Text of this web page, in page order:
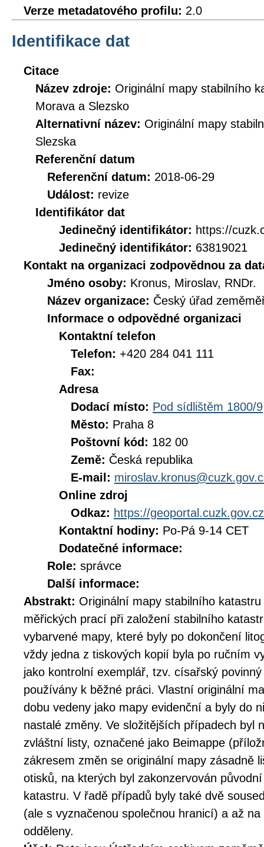
Verze metadatového profilu: 2.0
Identifikace dat
Citace
Název zdroje: Originální mapy stabilního
Morava a Slezsko
Alternativní název: Originální mapy
Slezska
Referenční datum
Referenční datum: 2018-06-29
Událost: revize
Identifikátor dat
Jedinečný identifikátor: https://
Jedinečný identifikátor: 63819021
Kontakt na organizaci zodpovědnou za
Jméno osoby: Kronus, Miroslav, RNDr.
Název organizace: Český úřad
Informace o odpovědné organizaci
Kontaktní telefon
Telefon: +420 284 041 111
Fax:
Adresa
Dodací místo: Pod sídlištěm 1800/9
Město: Praha 8
Poštovní kód: 182 00
Země: Česká republika
E-mail:
Online zdroj
Odkaz: https://geoportal.cuzk.gov.cz
Kontaktní hodiny: Po-Pá 9-14 CET
Dodatečné informace:
Role: správce
Další informace:
Abstrakt: Originální mapy stabilního
měřických prací při založení stabilního
vybarvené mapy, které byly po dokončení
vždy jedna z tiskových kopií byla po ručním
jako kontrolní exemplář, tzv. císařský
používány k běžné práci. Vlastní originální
dobu vedeny jako mapy evidenční a byly do
nastalé změny. Ve složitějších případech byl
zvláštní listy, označené jako Beimappe
zákresem změn se originální mapy zásadně
otisků, na kterých byl zakonzervován
katastru. V řadě případů byly také dvě
(ale s vyznačenou společnou hranicí) a až
odděleny.